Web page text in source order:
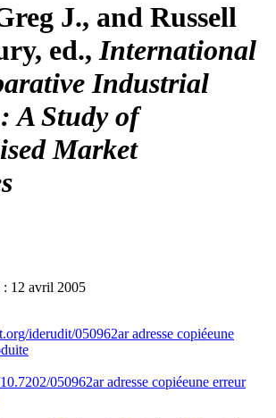
J., and Russell
ed., International
Industrial
A Study of
Market
12 avril 2005
iderudit/050962aradresse copiéeune
050962aradresse copiéeune erreur